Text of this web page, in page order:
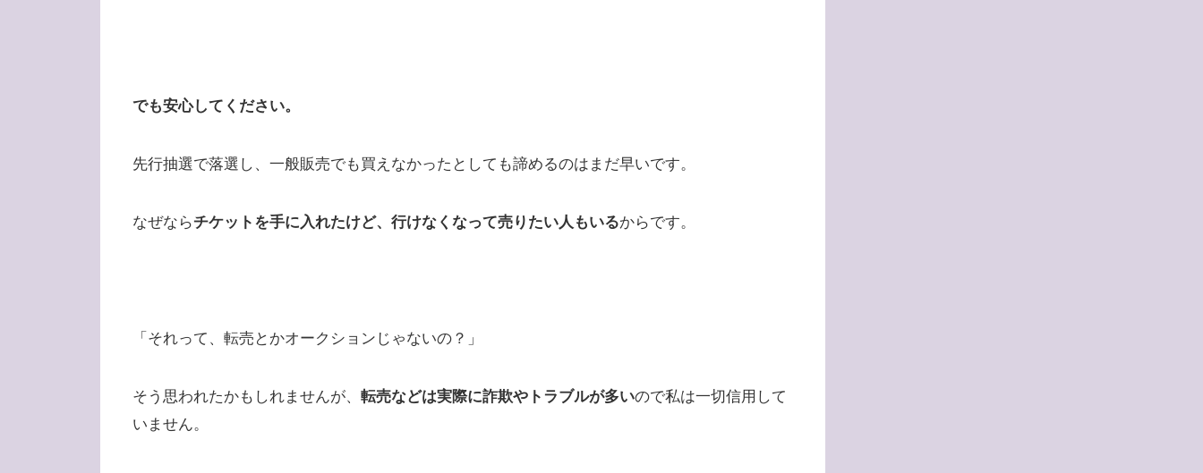
でも安心してください。
先行抽選で落選し、一般販売でも買えなかったとしても諦めるのはまだ早いです。
なぜならチケットを手に入れたけど、行けなくなって売りたい人もいるからです。
「それって、転売とかオークションじゃないの？」
そう思われたかもしれませんが、 転売などは実際に詐欺やトラブルが多いので私は一切信用して
いません。